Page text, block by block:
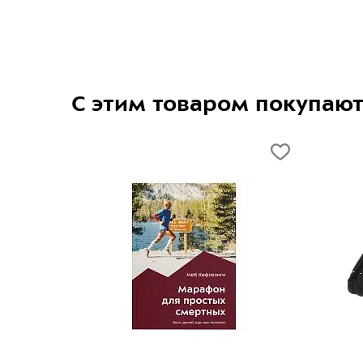
С этим товаром покупают